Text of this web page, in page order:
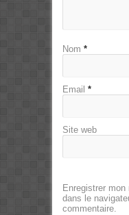
Nom *
Email *
Site web
Enregistrer
dans le
commentaire.